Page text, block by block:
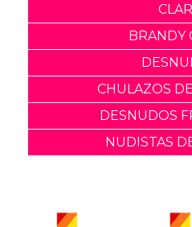
BRANDY
CHULAZOS
DESNUDOS
NUDISTAS